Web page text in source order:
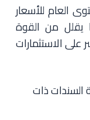
العام للأسعار
يقلل من القوة
على الاستثمارات
السندات ذات